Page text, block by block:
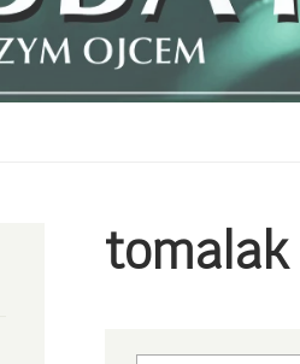
tomalak